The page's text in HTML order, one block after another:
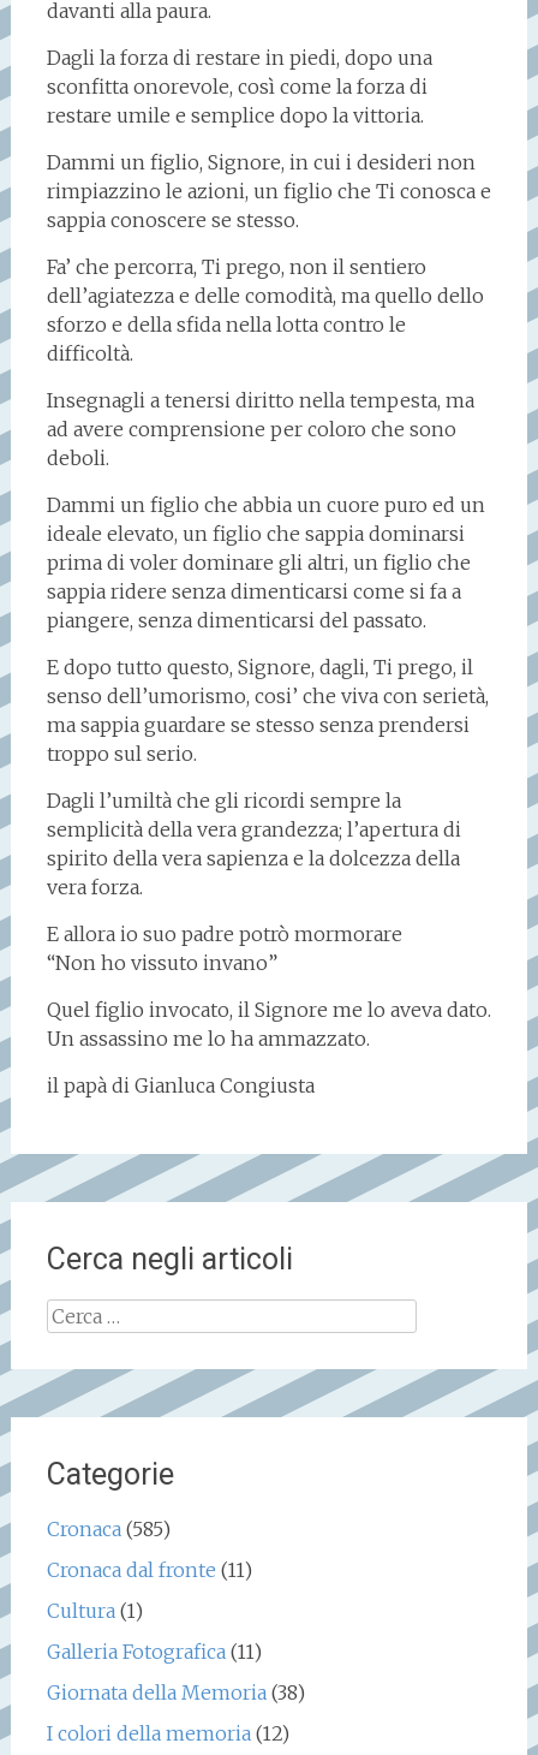
davanti alla paura.
Dagli la forza di restare in piedi, dopo una
sconfitta onorevole, così come la forza di
restare umile e semplice dopo la vittoria.
Dammi un figlio, Signore, in cui i desideri non
rimpiazzino le azioni, un figlio che Ti conosca e
sappia conoscere se stesso.
Fa’ che percorra, Ti prego, non il sentiero
dell’agiatezza e delle comodità, ma quello dello
sforzo e della sfida nella lotta contro le
difficoltà.
Insegnagli a tenersi diritto nella tempesta, ma
ad avere comprensione per coloro che sono
deboli.
Dammi un figlio che abbia un cuore puro ed un
ideale elevato, un figlio che sappia dominarsi
prima di voler dominare gli altri, un figlio che
sappia ridere senza dimenticarsi come si fa a
piangere, senza dimenticarsi del passato.
E dopo tutto questo, Signore, dagli, Ti prego, il
senso dell’umorismo, cosi’ che viva con serietà,
ma sappia guardare se stesso senza prendersi
troppo sul serio.
Dagli l’umiltà che gli ricordi sempre la
semplicità della vera grandezza; l’apertura di
spirito della vera sapienza e la dolcezza della
vera forza.
E allora io suo padre potrò mormorare
“Non ho vissuto invano”
Quel figlio invocato, il Signore me lo aveva dato.
Un assassino me lo ha ammazzato.
il papà di Gianluca Congiusta
Cerca negli articoli
Ricerca
Categorie
Cronaca(585)
Cronaca dal fronte (11)
Cultura(1)
Galleria Fotografica(11)
Giornata della Memoria(38)
I colori della memoria(12)